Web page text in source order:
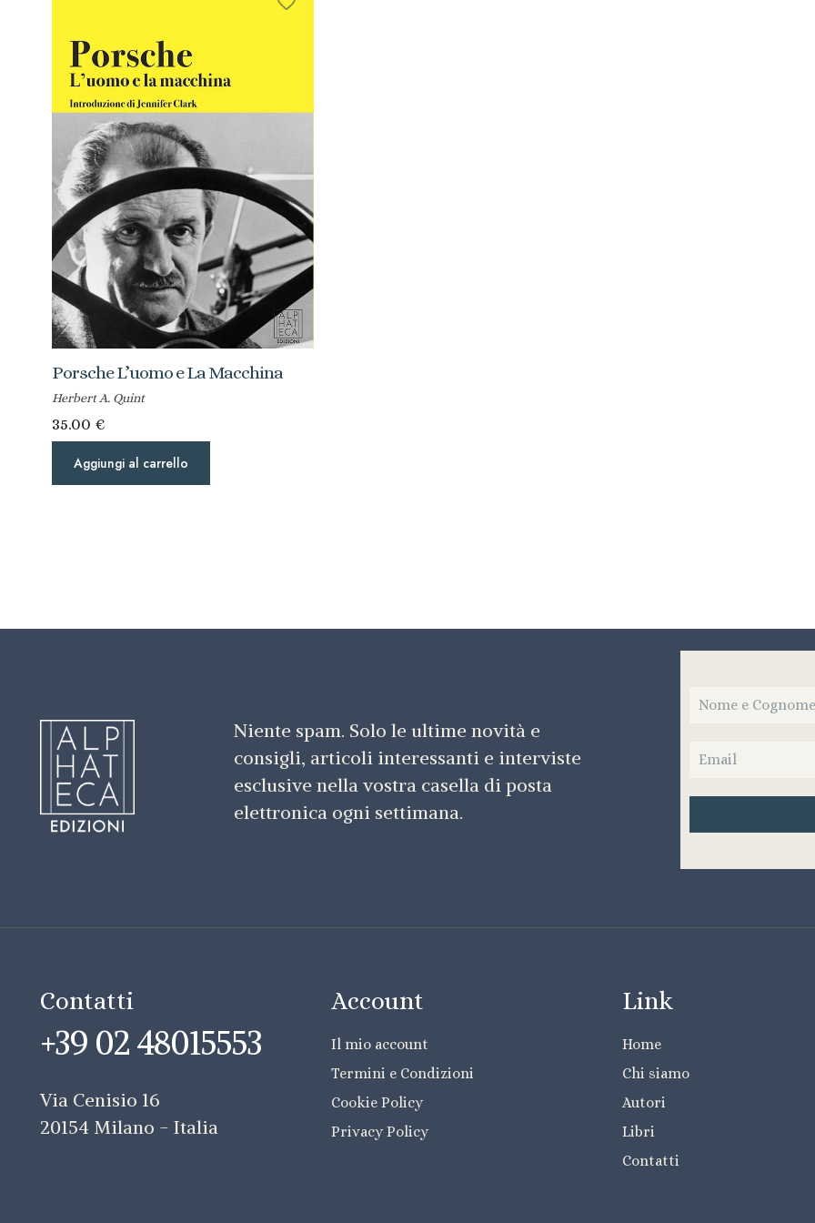
Porsche L’uomo e La Macchina
Herbert A. Quint
35.00 €
Aggiungi al carrello
Niente spam. Solo le ultime novità e
consigli, articoli interessanti e interviste
esclusive nella vostra casella di posta
elettronica ogni settimana.
Contatti
+39 02 48015553
Via Cenisio 16
20154 Milano - Italia
Account
Il mio account
Termini e Condizioni
Cookie Policy
Privacy Policy
Link
Home
Chi siamo
Autori
Libri
Contatti